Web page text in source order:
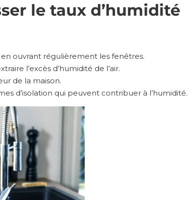
le taux d’humidité
ouvrant régulièrement les fenêtres.
l’excès d’humidité de l’air.
de la maison.
d’isolation qui peuvent contribuer à l’humidité.